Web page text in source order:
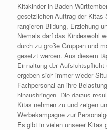
Kitakinder in Baden-
gesetzlichen Auftrag der
rangieren Bildung, Erziehung
Niemals darf das Kindeswohl
durch zu große Gruppen und
gesetzt werden. Aus diesem
Einhaltung der Aufsichtspflicht
ergeben sich immer wieder
Fachpersonal an ihre
hinausbringen. Die daraus
Kitas nehmen zu und zeigen
Werbekampagne zur
Es gibt in vielen unserer Kitas